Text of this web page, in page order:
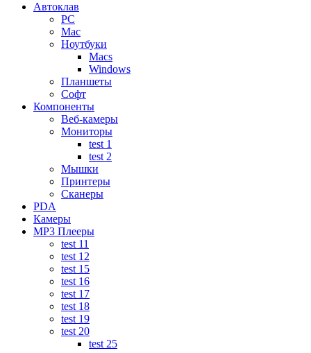
Автоклав
PC
Mac
Ноутбуки
Macs
Windows
Планшеты
Софт
Компоненты
Веб-камеры
Мониторы
test 1
test 2
Мышки
Принтеры
Сканеры
PDA
Камеры
MP3 Плееры
test 11
test 12
test 15
test 16
test 17
test 18
test 19
test 20
test 25